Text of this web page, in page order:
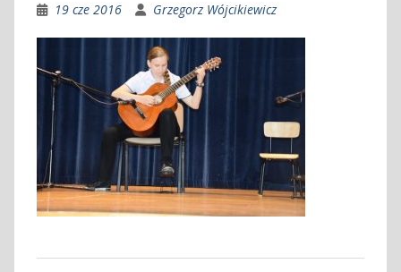
19 cze 2016 Grzegorz Wójcikiewicz